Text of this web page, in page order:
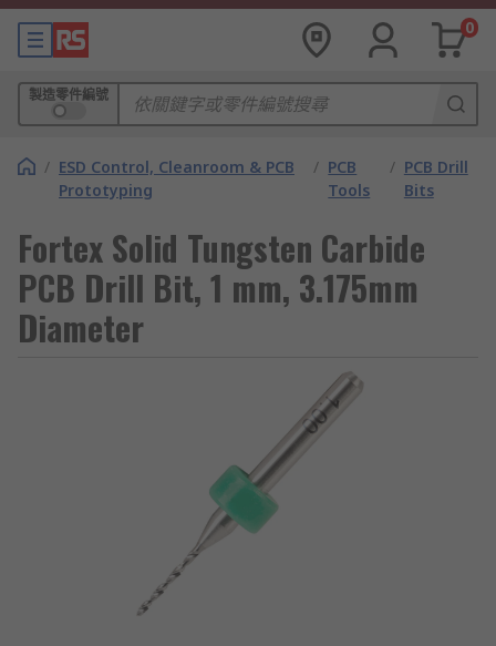
0
製造零件編號
/ ESD Control, Cleanroom & PCB
Prototyping
/ PCB
Tools
/ PCB Drill
Bits
Fortex Solid Tungsten Carbide
PCB Drill Bit, 1 mm, 3.175mm
Diameter